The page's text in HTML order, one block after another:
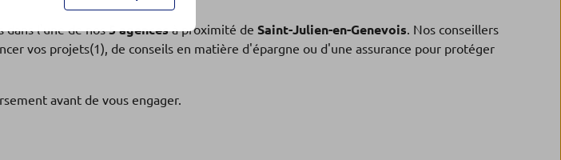
dans l'une de nos5 agencesà proximité de Saint-Julien-en-Genevois. Nos conseillers
vos projets(1), de conseils en matière d'épargne ou d'une assurance pour protéger
avant de vous engager.